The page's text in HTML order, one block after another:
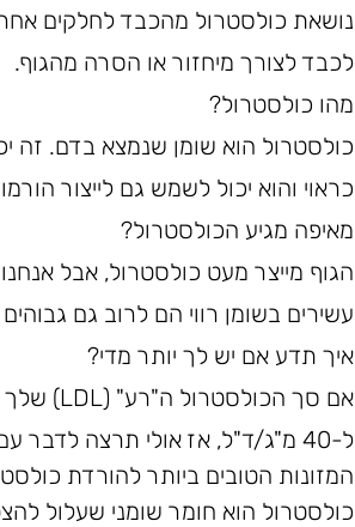
לכבד לצורך מיחזור או הסרה מהגוף.
מהו כולסטרול?
כולסטרול הוא שומן שנמצא בדם. זה
כראוי והוא יכול לשמש גם לייצור
מאיפה מגיע הכולסטרול?
הגוף מייצר מעט כולסטרול, אבל
עשירים בשומן רווי הם לרוב גם
איך תדע אם יש לך יותר מדי?
ל-40 מ"ג/ד"ל, אז אולי תרצה לדבר עם הרופא שלך על הפחתת הסיכון למחלות לב על ידי שינוי
המזונות הטובים ביותר להורדת
כולסטרול הוא חומר שומני שעלול